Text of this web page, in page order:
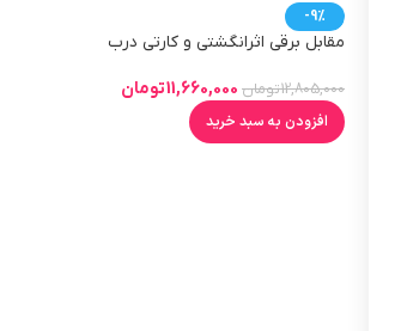
-9%
مقابل برقی اثرانگشتی و کارتی درب
12,805,000تومان 11,660,000تومان
افزودن به سبد خرید